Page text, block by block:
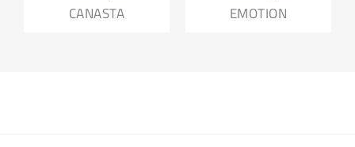
CANASTA EMOTION